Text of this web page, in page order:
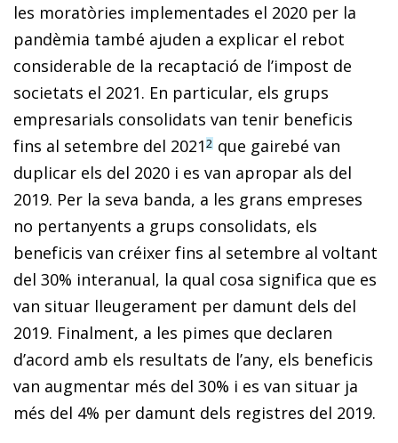
les moratòries implementades el 2020 per la
pandèmia també ajuden a explicar el rebot
considerable de la recaptació de l’impost de
societats el 2021. En particular, els grups
empresarials consolidats van tenir beneficis
fins al setembre del 20212 que gairebé van
duplicar els del 2020 i es van apropar als del
2019. Per la seva banda, a les grans empreses
no pertanyents a grups consolidats, els
beneficis van créixer fins al setembre al voltant
del 30% interanual, la qual cosa significa que es
van situar lleugerament per damunt dels del
2019. Finalment, a les pimes que declaren
d’acord amb els resultats de l’any, els beneficis
van augmentar més del 30% i es van situar ja
més del 4% per damunt dels registres del 2019.